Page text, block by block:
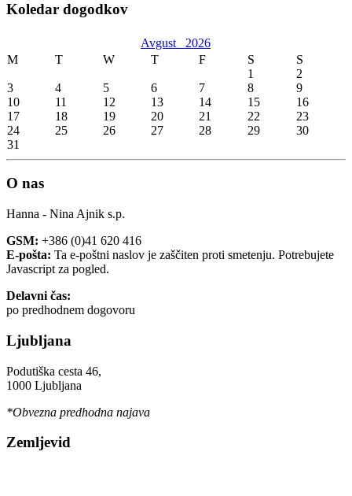
Koledar dogodkov
Avgust 2026
M
T W T F S
S
1
2
3
4 5 6 7 8
9
10
11 12 13 14 15
16
17
18 19 20 21 22
23
24
25 26 27 28 29
30
31
O nas
Hanna - Nina Ajnik s.p.
GSM: +386 (0)41 620 416
E-pošta: Ta e-poštni naslov je zaščiten proti smetenju. Potrebujete
Javascript za pogled.
Delavni čas:
po predhodnem dogovoru
Ljubljana
Podutiška cesta 46,
1000 Ljubljana
*Obvezna predhodna najava
Zemljevid